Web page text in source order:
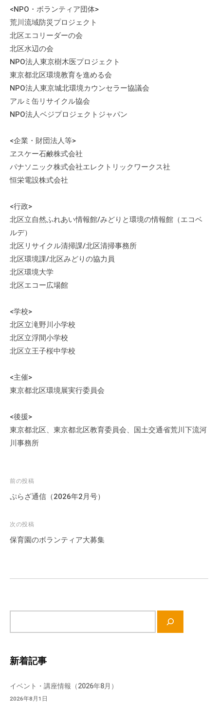
<NPO・ボランティア団体>
荒川流域防災プロジェクト
北区エコリーダーの会
北区水辺の会
NPO法人東京樹木医プロジェクト
東京都北区環境教育を進める会
NPO法人東京城北環境カウンセラー協議会
アルミ缶リサイクル協会
NPO法人ベジプロジェクトジャパン
<企業・財団法人等>
ヱスケー石鹸株式会社
パナソニック株式会社エレクトリックワークス社
恒栄電設株式会社
<行政>
北区立自然ふれあい情報館/みどりと環境の情報館（エコベ
ルデ）
北区リサイクル清掃課/北区清掃事務所
北区環境課/北区みどりの協力員
北区環境大学
北区エコー広場館
<学校>
北区立滝野川小学校
北区立浮間小学校
北区立王子桜中学校
<主催>
東京都北区環境展実行委員会
<後援>
東京都北区、東京都北区教育委員会、国土交通省荒川下流河
川事務所
投
稿
ビ
ゲ
ョ
前の投稿
ぷらざ通信（2026年2月号）
次の投稿
保育園のボランティア大募集
検
新着記事
イベント・講座情報（2026年8月）
2026年8月1日